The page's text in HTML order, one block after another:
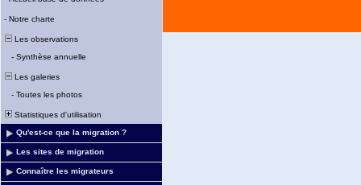
- Notre charte
Les observations
- Synthèse annuelle
Les galeries
- Toutes les photos
Statistiques d'utilisation
Qu'est-ce que la migration ?
Les sites de migration
Connaître les migrateurs